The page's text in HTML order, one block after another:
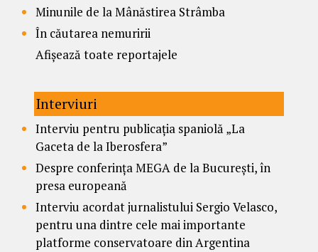
Minunile de la Mânăstirea Strâmba
În căutarea nemuririi
Afișează toate reportajele
Interviuri
Interviu pentru publicația spaniolă „La
Gaceta de la Iberosfera”
Despre conferința MEGA de la București, în
presa europeană
Interviu acordat jurnalistului Sergio Velasco,
pentru una dintre cele mai importante
platforme conservatoare din Argentina